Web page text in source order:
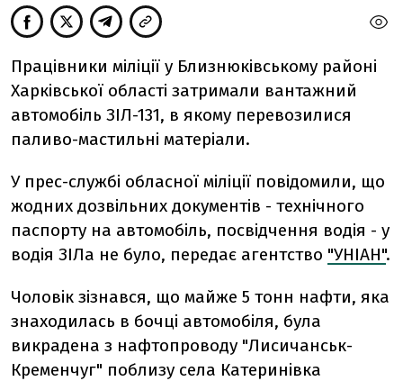
Працівники міліції у Близнюківському районі
Харківської області затримали вантажний
автомобіль ЗІЛ-131, в якому перевозилися
паливо-мастильні матеріали.
У прес-службі обласної міліції повідомили, що
жодних дозвільних документів - технічного
паспорту на автомобіль, посвідчення водія - у
водія ЗІЛа не було, передає агентство "УНІАН".
Чоловік зізнався, що майже 5 тонн нафти, яка
знаходилась в бочці автомобіля, була
викрадена з нафтопроводу "Лисичанськ-
Кременчуг" поблизу села Катеринівка